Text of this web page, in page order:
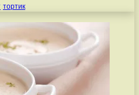
тортик